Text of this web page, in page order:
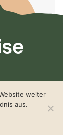
weiter
aus.